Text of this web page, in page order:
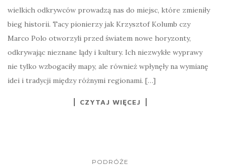
wielkich odkrywców prowadzą nas do miejsc, które zmieniły
bieg historii. Tacy pionierzy jak Krzysztof Kolumb czy
Marco Polo otworzyli przed światem nowe horyzonty,
odkrywając nieznane lądy i kultury. Ich niezwykłe wyprawy
nie tylko wzbogaciły mapy, ale również wpłynęły na wymianę
idei i tradycji między różnymi regionami. […]
CZYTAJ WIĘCEJ
PODRÓŻE